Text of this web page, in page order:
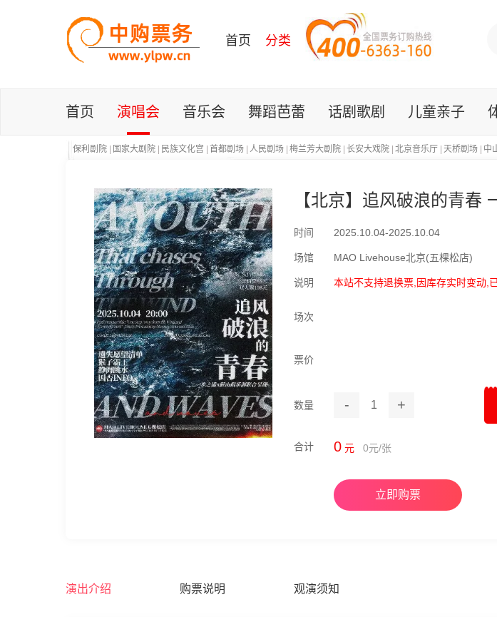
首页 分类
首页 演唱会 音乐会 舞蹈芭蕾 话剧歌剧 儿童亲子
保利剧院 国家大剧院 民族文化宫 首都剧场 人民剧场 梅兰芳大剧院 长安大戏院 北京音乐厅 天桥剧场 中
【北京】追风破浪的青春
时间 2025.10.04-2025.10.04
场馆 MAO Livehouse北京(五棵松店)
说明 本站不支持退换票,因库存实时变动,
场次
票价
数量 - 1 +
合计 0 元 0元/张
立即购票
演出介绍 购票说明 观演须知